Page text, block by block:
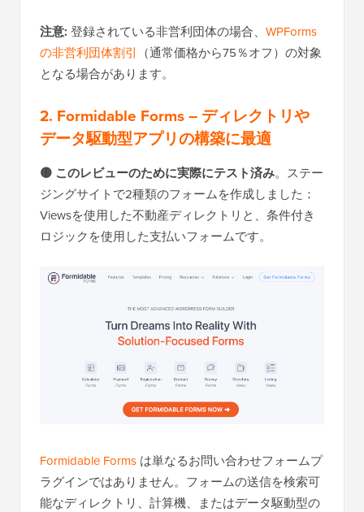
注意: 登録されている非営利団体の場合、 WPForms
の非営利団体割引 （通常価格から75％オフ）の対象
となる場合があります。
2. Formidable Forms – ディレクトリや
データ駆動型アプリの構築に最適
🟡 このレビューのために実際にテスト済み。ステー
ジングサイトで2種類のフォームを作成しました：
Viewsを使用した不動産ディレクトリと、条件付き
ロジックを使用した支払いフォームです。
Formidable Forms は単なるお問い合わせフォームプ
ラグインではありません。フォームの送信を検索可
能なディレクトリ、計算機、またはデータ駆動型の